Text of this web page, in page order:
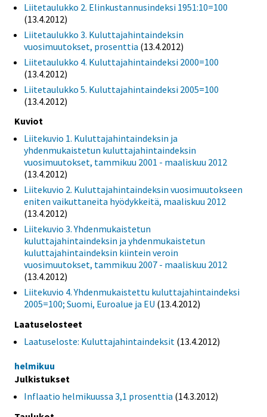
Liitetaulukko 2. Elinkustannusindeksi 1951:10=100
(13.4.2012)
Liitetaulukko 3. Kuluttajahintaindeksin
vuosimuutokset, prosenttia (13.4.2012)
Liitetaulukko 4. Kuluttajahintaindeksi 2000=100
(13.4.2012)
Liitetaulukko 5. Kuluttajahintaindeksi 2005=100
(13.4.2012)
Kuviot
Liitekuvio 1. Kuluttajahintaindeksin ja
yhdenmukaistetun kuluttajahintaindeksin
vuosimuutokset, tammikuu 2001 - maaliskuu 2012
(13.4.2012)
Liitekuvio 2. Kuluttajahintaindeksin vuosimuutokseen
eniten vaikuttaneita hyödykkeitä, maaliskuu 2012
(13.4.2012)
Liitekuvio 3. Yhdenmukaistetun
kuluttajahintaindeksin ja yhdenmukaistetun
kuluttajahintaindeksin kiintein veroin
vuosimuutokset, tammikuu 2007 - maaliskuu 2012
(13.4.2012)
Liitekuvio 4. Yhdenmukaistettu kuluttajahintaindeksi
2005=100; Suomi, Euroalue ja EU (13.4.2012)
Laatuselosteet
Laatuseloste: Kuluttajahintaindeksit (13.4.2012)
helmikuu
Julkistukset
Inflaatio helmikuussa 3,1 prosenttia (14.3.2012)